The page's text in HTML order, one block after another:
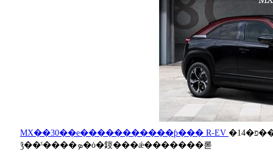
MX��30��e�����������ƥ��� R-EV �פ�14���˹���ǽ���Ϫ������
ǯ��ˤ����ܤ�ȯ�䤹���ǽ�������롣